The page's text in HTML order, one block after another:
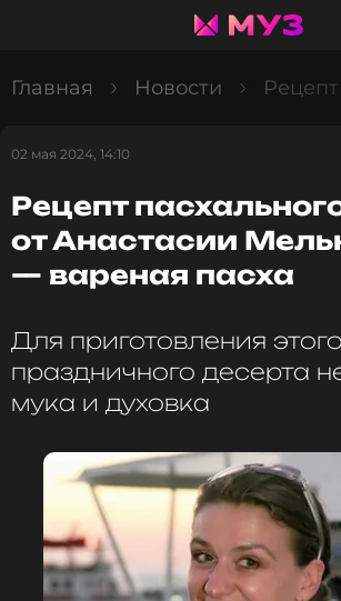
Главная Новости
02 мая 2024, 14:10
Рецепт
от Анастасии
— вареная пасха
Для приготовления этого
праздничного десерта
мука и духовка